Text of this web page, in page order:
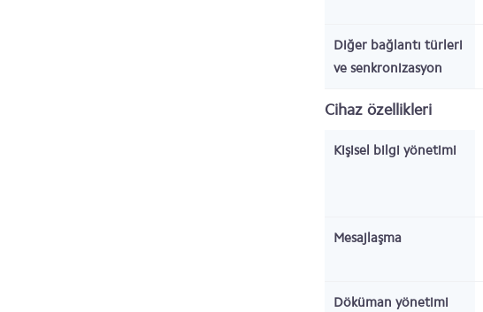
Diğer bağlantı türleri
ve senkronizasyon
Cihaz özellikleri
Kişisel bilgi yönetimi
Mesajlaşma
Döküman yönetimi